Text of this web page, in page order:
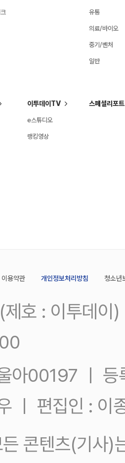
유통
의료/바이오
중기/벤처
일반
이투데이TV
e스튜디오
랭킹영상
스페셜리포트
이용약관 개인정보처리방침 청소년
제호 : 이투데
아00197 ㅣ
ㅣ 편집인 : 이
콘텐츠(기사)